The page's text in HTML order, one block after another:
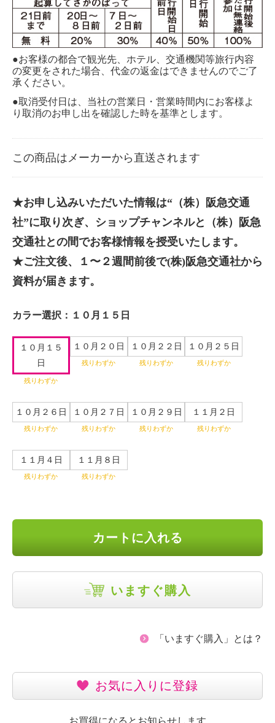
●お客様の都合で観光先、ホテル、交通機関等旅行内容
の変更をされた場合、代金の返金はできませんのでご了
承ください。
●取消受付日は、当社の営業日・営業時間内にお客様よ
り取消のお申し出を確認した時を基準とします。
この商品はメーカーから直送されます
★お申し込みいただいた情報は“（株）阪急交通
社”に取り次ぎ、ショップチャンネルと（株）阪急
交通社との間でお客様情報を授受いたします。
★ご注文後、１〜２週間前後で(株)阪急交通社から
資料が届きます。
カラー選択： １０月１５日
１０月１５
日
残りわずか
１０月２０日
残りわずか
１０月２２日
残りわずか
１０月２５日
残りわずか
１０月２６日
残りわずか
１０月２７日
残りわずか
１０月２９日
残りわずか
１１月２日
残りわずか
１１月４日
残りわずか
１１月８日
残りわずか
カートに入れる
いますぐ購入
「いますぐ購入」とは？
お気に入りに登録
お買得になるとお知らせします